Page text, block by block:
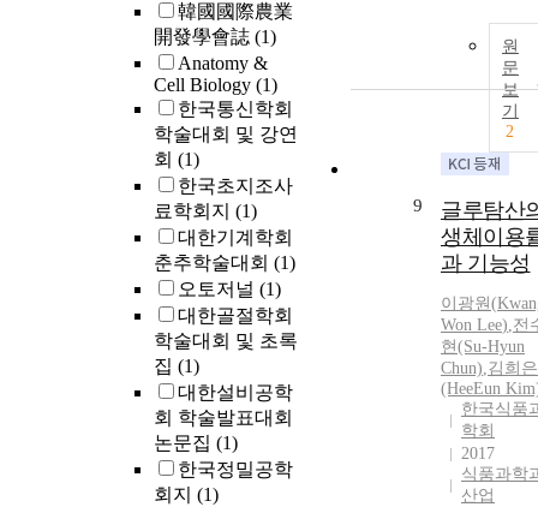
韓國國際農業
開發學會誌 (1)
Anatomy &
Cell Biology (1)
한국통신학회
학술대회 및 강연
회 (1)
한국초지조사
료학회지 (1)
대한기계학회
춘추학술대회 (1)
오토저널 (1)
대한골절학회
학술대회 및 초록
집 (1)
대한설비공학
회 학술발표대회
논문집 (1)
한국정밀공학
회지 (1)
원
문
보
기
2
9
글루탐산
생체이용
과 기능성
이광원(
Won Lee),전
현(Su-Hyun
Chun),김희은
(HeeEun
한국식품
학회
2017
식품과학
산업